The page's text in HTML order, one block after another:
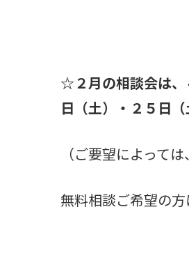
☆２月の相談会は、
日（土）・２５日（
（ご要望によって
無料相談ご希望の方